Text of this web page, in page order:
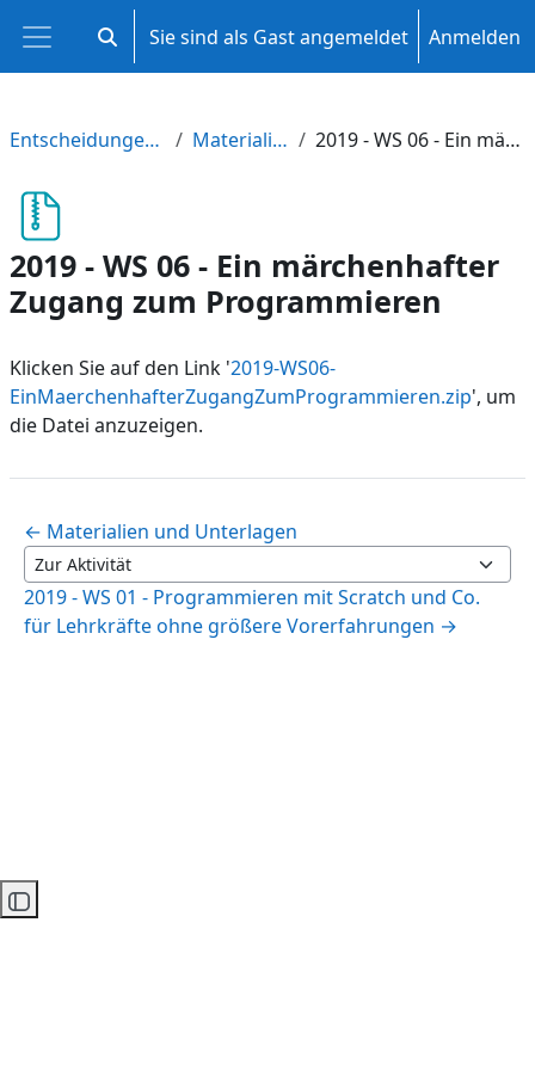
Zum Hauptinhalt
Website-Übersicht
Sucheingabe umschalten
Sie sind als Gast angemeldet Anmelden
Kursindex öffnen
Entscheidungen treffen und Spiele gestalten Materialien aus Fortbildungen 2019 - WS 06 - Ein märchenhafter Zugang zum Programmieren
2019 - WS 06 - Ein märchenhafter
Zugang zum Programmieren
Klicken Sie auf den Link '2019-WS06-
EinMaerchenhafterZugangZumProgrammieren.zip', um
die Datei anzuzeigen.
← Materialien und Unterlagen
Zur Aktivität
2019 - WS 01 - Programmieren mit Scratch und Co.
für Lehrkräfte ohne größere Vorerfahrungen →